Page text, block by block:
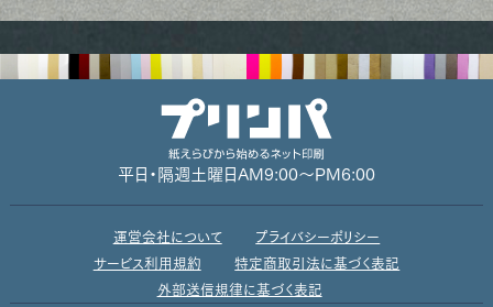
平日・隔週土曜日 AM9:00～PM6:00
運営会社について
プライバシーポリシー
サービス利用規約
特定商取引法に基づく表記
外部送信規律に基づく表記